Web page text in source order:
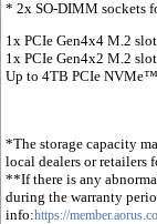
* 2x SO-DIMM sockets
1x PCIe Gen4x4 M.2 slot
1x PCIe Gen4x2 M.2 slot
Up to 4TB PCIe
*The storage capacity
local dealers or retailers
**If there is any
during the warranty
info:https://